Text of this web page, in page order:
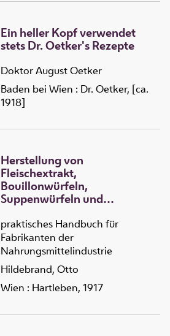
Ein heller Kopf verwendet
stets Dr. Oetker's Rezepte
Doktor August Oetker
Baden bei Wien : Dr. Oetker, [ca.
1918]
Herstellung von
Fleischextrakt,
Bouillonwürfeln,
Suppenwürfeln und
praktisches Handbuch für
Fabrikanten der
Nahrungsmittelindustrie
Hildebrand, Otto
Wien : Hartleben, 1917